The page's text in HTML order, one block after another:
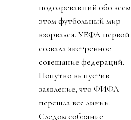
подозревавший обо всем
этом футбольный мир
взорвался. УЕФА первой
созвала экстренное
совещание федераций.
Попутно выпустив
заявление, что ФИФА
перешла все линии.
Следом собрание